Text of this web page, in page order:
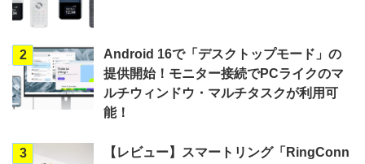
2
Android 16で「デスクトップモード」の
提供開始！モニター接続でPCライクのマ
ルチウィンドウ・マルチタスクが利用可
能！
3
【レビュー】スマートリング「RingConn